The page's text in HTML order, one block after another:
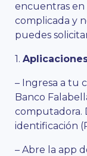
encuentras en
complicada y
puedes
1.
– Ingresa a tu
Banco
computadora.
identificación
– Abre la app